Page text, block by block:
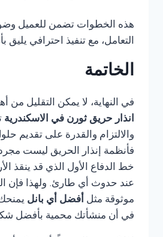
هذه الخطوات تضمن للعميل
التعامل، مع تنفيذ احترافي يليق
الخاتمة
في النهاية، لا يمكن التقليل من
انذار حريق ثورن في الاسكندرية
والالتزام والقدرة على تقديم
فأنظمة إنذار الحريق ليست
خط الدفاع الأول الذي قد ينقذ
عند حدوث أي طارئ. ولهذا فإن
موثوقة مثل أفضل أي بانل
في أن منشأتك محمية بأفضل